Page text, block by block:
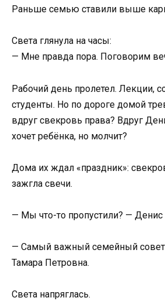
Раньше семью ставили выше
Света глянула на часы:
— Мне правда пора. Поговорим
Рабочий день пролетел. Лекции,
студенты. Но по дороге домой
вдруг свекровь права? Вдруг
хочет ребёнка, но молчит?
Дома их ждал «праздник»:
зажгла свечи.
— Мы что-то пропустили? — Денис
— Самый важный семейный
Тамара Петровна.
Света напряглась.